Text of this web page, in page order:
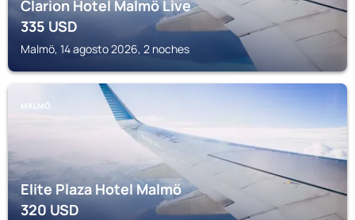
Clarion Hotel Malmö Live
335USD
Malmö, 14 agosto 2026, 2 noches
MALMÖ
Elite Plaza Hotel Malmö
320USD